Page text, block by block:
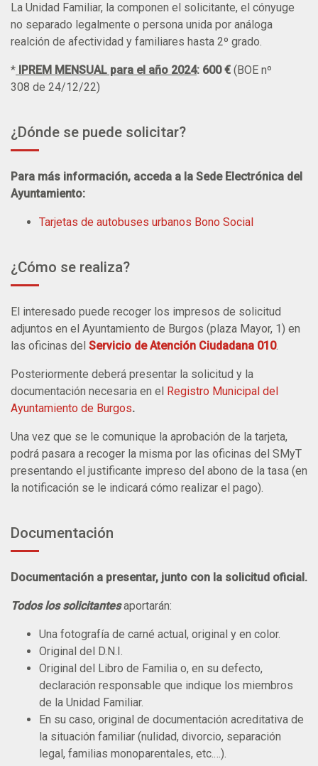
La Unidad Familiar, la componen el solicitante, el cónyuge
no separado legalmente o persona unida por análoga
realción de afectividad y familiares hasta 2º grado.
* IPREM MENSUAL para el año 2024: 600 € (BOE nº
308 de 24/12/22)
¿Dónde se puede solicitar?
Para más información, acceda a la Sede Electrónica del
Ayuntamiento:
Tarjetas de autobuses urbanos Bono Social
¿Cómo se realiza?
El interesado puede recoger los impresos de solicitud
adjuntos en el Ayuntamiento de Burgos (plaza Mayor, 1) en
las oficinas del Servicio de Atención Ciudadana 010.
Posteriormente deberá presentar la solicitud y la
documentación necesaria en el Registro Municipal del
Ayuntamiento de Burgos.
Una vez que se le comunique la aprobación de la tarjeta,
podrá pasara a recoger la misma por las oficinas del SMyT
presentando el justificante impreso del abono de la tasa (en
la notificación se le indicará cómo realizar el pago).
Documentación
Documentación a presentar, junto con la solicitud oficial.
Todos los solicitantesaportarán:
Una fotografía de carné actual, original y en color.
Original del D.N.I.
Original del Libro de Familia o, en su defecto,
declaración responsable que indique los miembros
de la Unidad Familiar.
En su caso, original de documentación acreditativa de
la situación familiar (nulidad, divorcio, separación
legal, familias monoparentales, etc.…).